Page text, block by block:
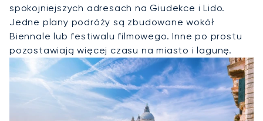
spokojniejszych adresach na Giudekce i Lido.
Jedne plany podróży są zbudowane wokół
Biennale lub festiwalu filmowego. Inne po prostu
pozostawiają więcej czasu na miasto i lagunę.